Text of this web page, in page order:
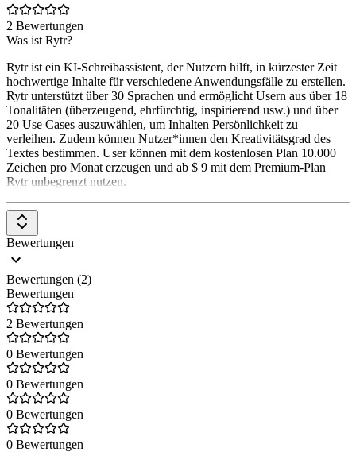
2 Bewertungen
Was ist Rytr?
Rytr ist ein KI-Schreibassistent, der Nutzern hilft, in kürzester Zeit
hochwertige Inhalte für verschiedene Anwendungsfälle zu erstellen.
Rytr unterstützt über 30 Sprachen und ermöglicht Usern aus über 18
Tonalitäten (überzeugend, ehrfürchtig, inspirierend usw.) und über
20 Use Cases auszuwählen, um Inhalten Persönlichkeit zu
verleihen. Zudem können Nutzer*innen den Kreativitätsgrad des
Textes bestimmen. User können mit dem kostenlosen Plan 10.000
Zeichen pro Monat erzeugen und ab $ 9 mit dem Premium-Plan
Rytr unbegrenzt nutzen.
Bewertungen
Bewertungen (2)
Bewertungen
2 Bewertungen
0 Bewertungen
0 Bewertungen
0 Bewertungen
0 Bewertungen